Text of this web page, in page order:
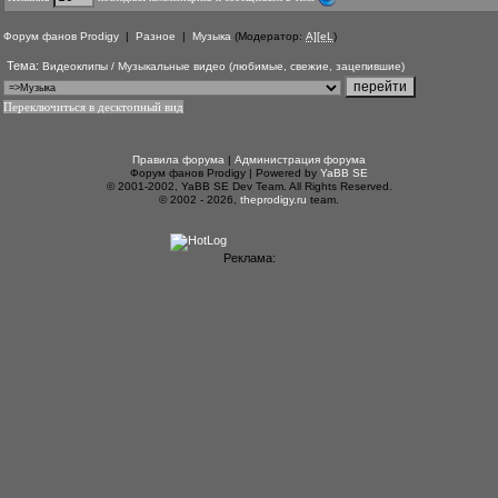
Форум фанов Prodigy | Разное | Музыка (Модератор: A][eL )
Тема: Видеоклипы / Музыкальные видео (любимые, свежие, зацепившие)
Переключиться в десктопный вид
Правила форума | Администрация форума
Форум фанов Prodigy | Powered by YaBB SE
© 2001-2002, YaBB SE Dev Team. All Rights Reserved.
© 2002 - 2026, theprodigy.ru team.
Реклама: